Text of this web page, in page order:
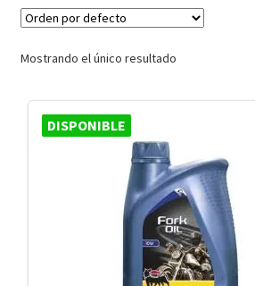
Mostrando el único resultado
DISPONIBLE